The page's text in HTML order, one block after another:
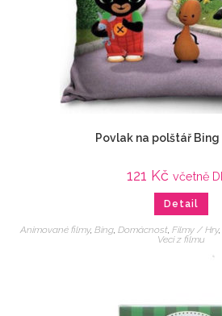
Povlak na polštář Bing
121 Kč včetně
Detail
Animované filmy, Bing Domácnost Filmy / Hry,
Veci z filmu